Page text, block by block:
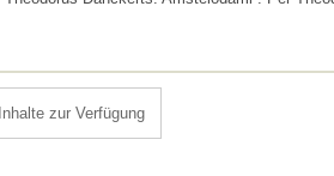
zur Verfügung